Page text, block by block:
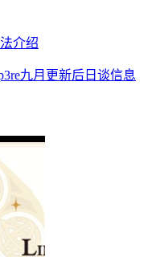
介绍
九月更新后日谈信息